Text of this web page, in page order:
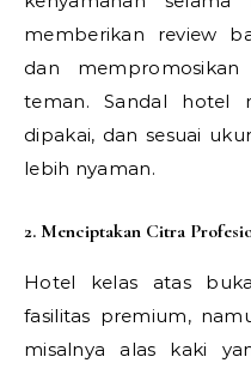
memberikan review
dan
teman. Sandal hotel
dipakai, dan sesuai
lebih nyaman.
2. Menciptakan Citra
Hotel kelas atas
fasilitas premium,
misalnya alas kaki